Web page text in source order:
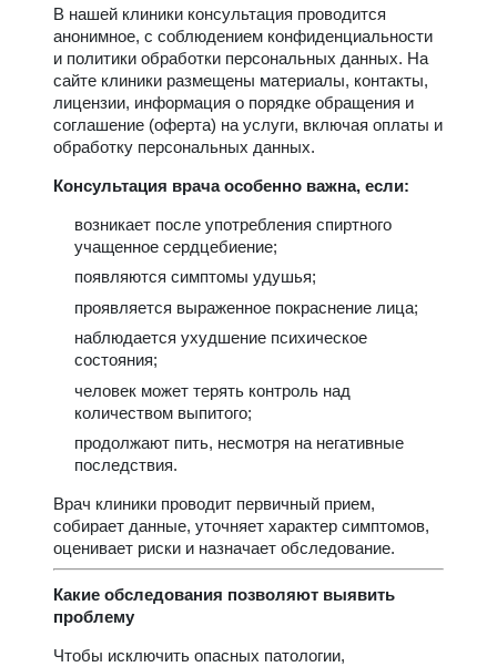
В нашей клиники консультация проводится
анонимное, с соблюдением конфиденциальности
и политики обработки персональных данных. На
сайте клиники размещены материалы, контакты,
лицензии, информация о порядке обращения и
соглашение (оферта) на услуги, включая оплаты и
обработку персональных данных.
Консультация врача особенно важна, если:
возникает после употребления спиртного
учащенное сердцебиение;
появляются симптомы удушья;
проявляется выраженное покраснение лица;
наблюдается ухудшение психическое
состояния;
человек может терять контроль над
количеством выпитого;
продолжают пить, несмотря на негативные
последствия.
Врач клиники проводит первичный прием,
собирает данные, уточняет характер симптомов,
оценивает риски и назначает обследование.
Какие обследования позволяют выявить
проблему
Чтобы исключить опасных патологии,